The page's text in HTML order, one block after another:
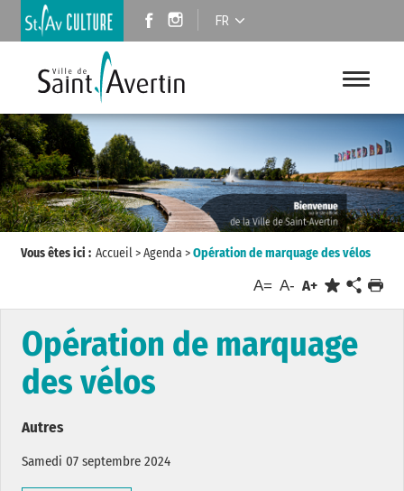
FR
Vous êtes ici : Accueil>Agenda>Opération de marquage des vélos
A= A- A+
Opération de marquage
des vélos
Autres
Samedi 07 septembre 2024